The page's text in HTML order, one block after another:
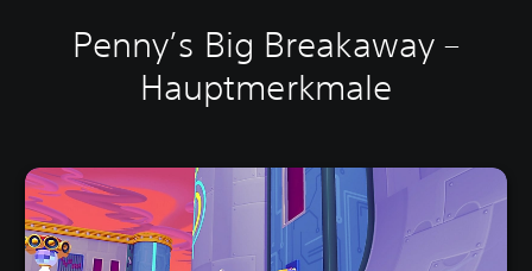
Penny’s Big Breakaway –
Hauptmerkmale